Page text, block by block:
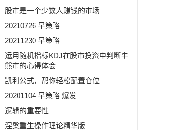
股市是一个少数人赚钱的市场
20210726 早策略
20211230 早策略
运用随机指标KDJ在股市投资中判断牛
熊市的心得体会
凯利公式，帮你轻松配置仓位
20201104 早策略 爆发
逻辑的重要性
涅槃重生操作理论精华版